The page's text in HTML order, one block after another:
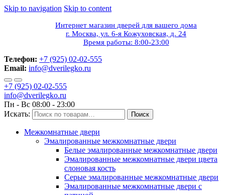
Skip to navigation Skip to content
Интернет магазин дверей для вашего дома
г. Москва, ул. 6-я Кожуховская, д. 24
Время работы: 8:00-23:00
Телефон: +7 (925) 02-02-555
Email: info@dverilegko.ru
+7 (925) 02-02-555
info@dverilegko.ru
Пн - Вс 08:00 - 23:00
Искать:
Поиск
Межкомнатные двери
Эмалированные межкомнатные двери
Белые эмалированные межкомнатные двери
Эмалированные межкомнатные двери цвета
слоновая кость
Серые эмалированные межкомнатные двери
Эмалированные межкомнатные двери c